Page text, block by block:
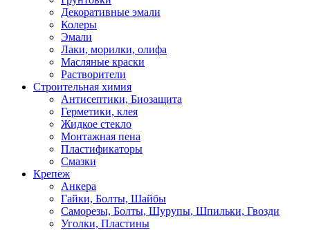
Декоративные эмали
Колеры
Эмали
Лаки, морилки, олифа
Масляные краски
Растворители
Строительная химия
Антисептики, Биозащита
Герметики, клея
Жидкое стекло
Монтажная пена
Пластификаторы
Смазки
Крепеж
Анкера
Гайки, Болты, Шайбы
Саморезы, Болты, Шурупы, Шпильки, Гвозди
Уголки, Пластины